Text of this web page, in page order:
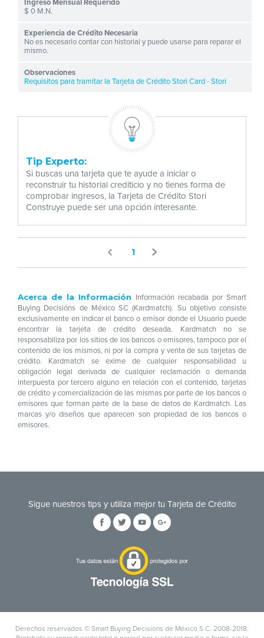
Tip Experto:
Si buscas una tarjeta que te ayude a iniciar o
reconstruir tu historial crediticio y no tienes forma de
comprobar ingresos, la Tarjeta de Crédito Stori
Construye puede ser una opción interesante.
$ 0 M.N.
No es necesario contar con historial y puede usarse para reparar el
mismo.
Requisitos para tramitar la Tarjeta de Crédito Stori Card - Stori
1
Acerca de la Información Información recabada por Smart
Buying Decisións de México SC (Kardmatch). Su objetivo consiste
exclusivamente en indicar el banco o emisor donde el Usuario puede
encontrar la tarjeta de crédito deseada. Kardmatch no se
responsabiliza por los sitios de los bancos o emisores, tampoco por el
contenido de los mismos, ni por la compra y venta de sus tarjetas de
crédito. Kardmatch se exime de cualquier responsabilidad u
obligación legal derivada de cualquier reclamación o demanda
interpuesta por tercero alguno en relación con el contenido, tarjetas
de crédito y comercialización de las mismas por parte de los bancos o
emisores que forman parte de la base de datos de Kardmatch. Las
marcas y/o diseños que aparecen son propiedad de los bancos o
emisores.
Sigue nuestros tips y utiliza mejor tu Tarjeta de Crédito
Derechos reservados © Smart Buying Decisions de México S.C. 2008-2018.